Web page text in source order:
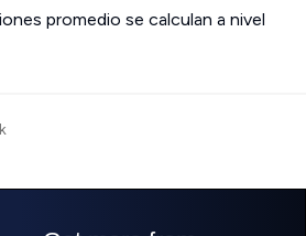
promedio se calculan a nivel